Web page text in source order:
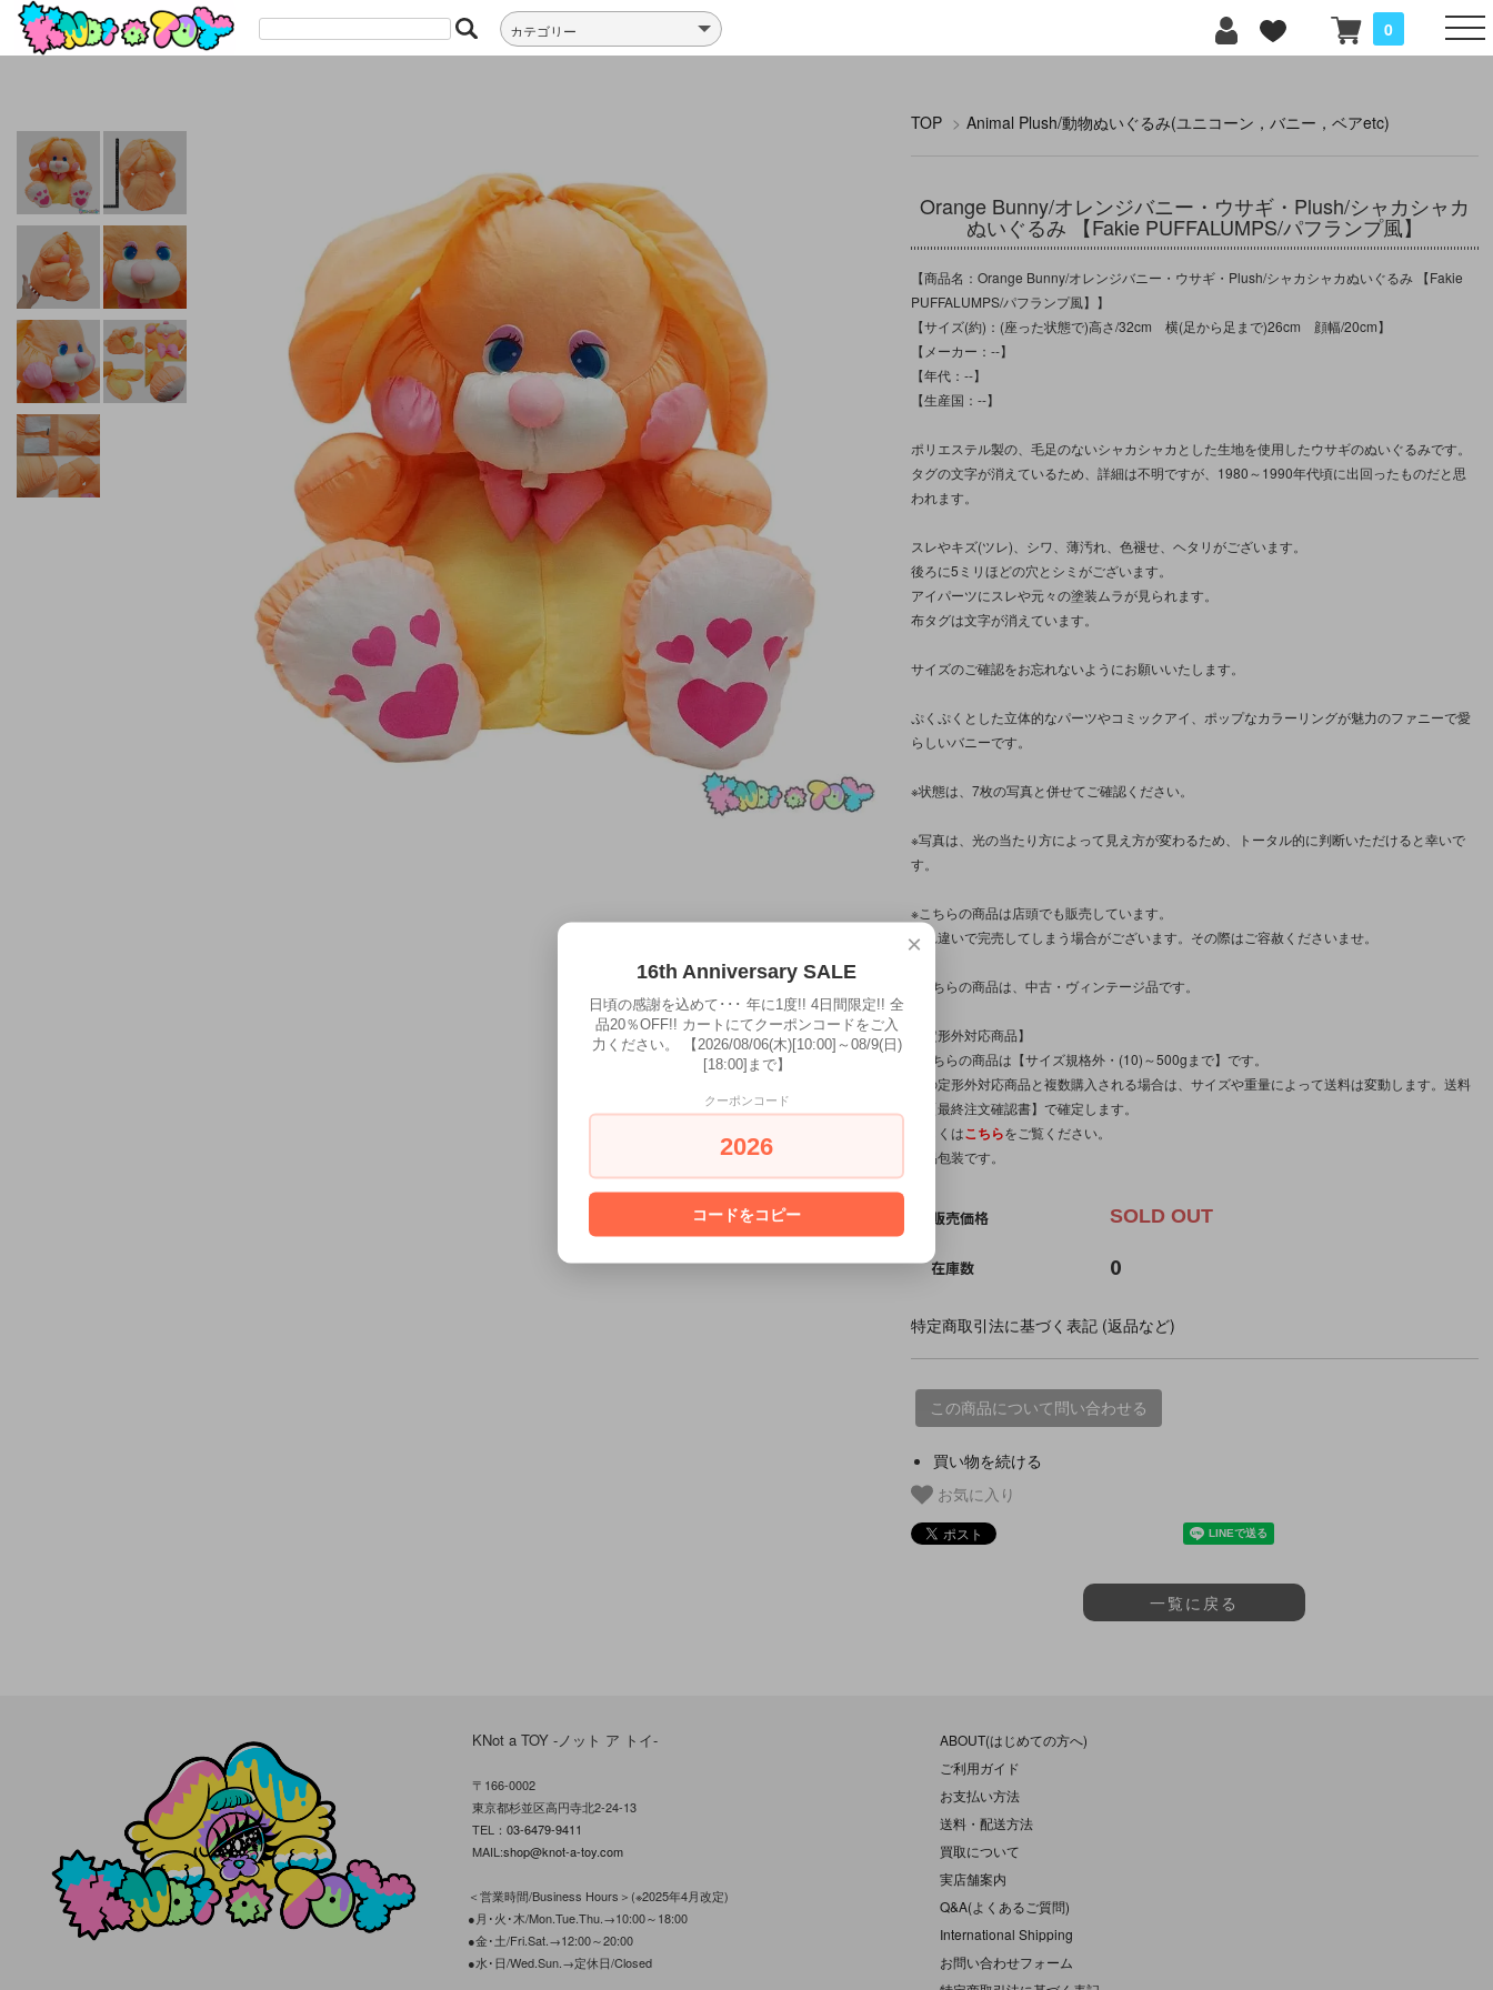
0
TOP > Animal Plush/動物ぬいぐるみ(ユニコーン，バニー，ベアetc)
Orange Bunny/オレンジバニー・ウサギ・Plush/シャカシャカ
ぬいぐるみ 【Fakie PUFFALUMPS/パフランプ風】
【商品名：Orange Bunny/オレンジバニー・ウサギ・Plush/シャカシャカぬいぐるみ 【Fakie
PUFFALUMPS/パフランプ風】】
【サイズ(約)：(座った状態で)高さ/32cm 横(足から足まで)26cm 顔幅/20cm】
【メーカー：--】
【年代：--】
【生産国：--】
ポリエステル製の、毛足のないシャカシャカとした生地を使用したウサギのぬいぐるみです。
タグの文字が消えているため、詳細は不明ですが、1980～1990年代頃に出回ったものだと思
われます。
スレやキズ(ツレ)、シワ、薄汚れ、色褪せ、ヘタリがございます。
後ろに5ミリほどの穴とシミがございます。
アイパーツにスレや元々の塗装ムラが見られます。
布タグは文字が消えています。
サイズのご確認をお忘れないようにお願いいたします。
ぷくぷくとした立体的なパーツやコミックアイ、ポップなカラーリングが魅力のファニーで愛
らしいバニーです。
※状態は、7枚の写真と併せてご確認ください。
※写真は、光の当たり方によって見え方が変わるため、トータル的に判断いただけると幸いで
す。
※こちらの商品は店頭でも販売しています。
入れ違いで完売してしまう場合がございます。その際はご容赦くださいませ。
※こちらの商品は、中古・ヴィンテージ品です。
【定形外対応商品】
※こちらの商品は【サイズ規格外・(10)～500gまで】です。
他の定形外対応商品と複数購入される場合は、サイズや重量によって送料は変動します。送料
は【最終注文確認書】で確定します。
詳しくはこちらをご覧ください。
簡易包装です。
販売価格 SOLD OUT
在庫数 0
特定商取引法に基づく表記 (返品など)
この商品について問い合わせる
買い物を続ける
お気に入り
一覧に戻る
KNot a TOY -ノット ア トイ-
〒166-0002
東京都杉並区高円寺北2-24-13
TEL：03-6479-9411
MAIL:shop@knot-a-toy.com
＜営業時間/Business Hours＞(※2025年4月改定)
●月･火･木/Mon.Tue.Thu.→10:00～18:00
●金･土/Fri.Sat.→12:00～20:00
●水･日/Wed.Sun.→定休日/Closed
ABOUT(はじめての方へ)
ご利用ガイド
お支払い方法
送料・配送方法
買取について
実店舗案内
Q&A(よくあるご質問)
International Shipping
お問い合わせフォーム
×
16th Anniversary SALE
日頃の感謝を込めて･･･ 年に1度!! 4日間限定!! 全
品20％OFF!! カートにてクーポンコードをご入
力ください。 【2026/08/06(木)[10:00]～08/9(日)
[18:00]まで】
クーポンコード
2026
コードをコピー